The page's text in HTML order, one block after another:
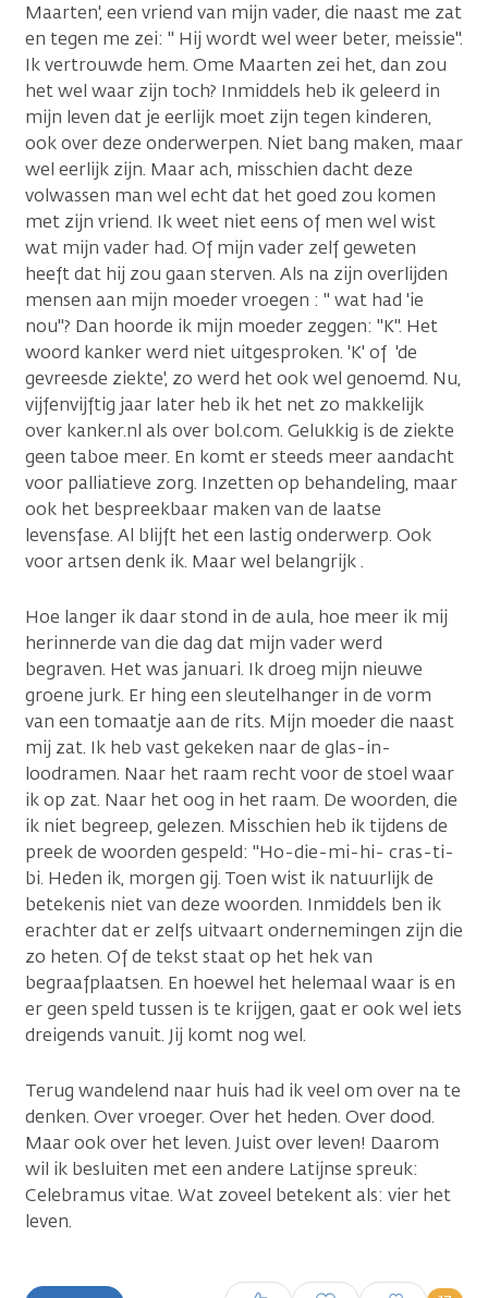
Maarten', een vriend van mijn vader, die naast me zat
en tegen me zei: " Hij wordt wel weer beter, meissie".
Ik vertrouwde hem. Ome Maarten zei het, dan zou
het wel waar zijn toch? Inmiddels heb ik geleerd in
mijn leven dat je eerlijk moet zijn tegen kinderen,
ook over deze onderwerpen. Niet bang maken, maar
wel eerlijk zijn. Maar ach, misschien dacht deze
volwassen man wel echt dat het goed zou komen
met zijn vriend. Ik weet niet eens of men wel wist
wat mijn vader had. Of mijn vader zelf geweten
heeft dat hij zou gaan sterven. Als na zijn overlijden
mensen aan mijn moeder vroegen : " wat had 'ie
nou"? Dan hoorde ik mijn moeder zeggen: "K". Het
woord kanker werd niet uitgesproken. 'K' of 'de
gevreesde ziekte', zo werd het ook wel genoemd. Nu,
vijfenvijftig jaar later heb ik het net zo makkelijk
over kanker.nl als over bol.com. Gelukkig is de ziekte
geen taboe meer. En komt er steeds meer aandacht
voor palliatieve zorg. Inzetten op behandeling, maar
ook het bespreekbaar maken van de laatse
levensfase. Al blijft het een lastig onderwerp. Ook
voor artsen denk ik. Maar wel belangrijk .
Hoe langer ik daar stond in de aula, hoe meer ik mij
herinnerde van die dag dat mijn vader werd
begraven. Het was januari. Ik droeg mijn nieuwe
groene jurk. Er hing een sleutelhanger in de vorm
van een tomaatje aan de rits. Mijn moeder die naast
mij zat. Ik heb vast gekeken naar de glas-in-
loodramen. Naar het raam recht voor de stoel waar
ik op zat. Naar het oog in het raam. De woorden, die
ik niet begreep, gelezen. Misschien heb ik tijdens de
preek de woorden gespeld: "Ho-die-mi-hi- cras-ti-
bi. Heden ik, morgen gij. Toen wist ik natuurlijk de
betekenis niet van deze woorden. Inmiddels ben ik
erachter dat er zelfs uitvaart ondernemingen zijn die
zo heten. Of de tekst staat op het hek van
begraafplaatsen. En hoewel het helemaal waar is en
er geen speld tussen is te krijgen, gaat er ook wel iets
dreigends vanuit. Jij komt nog wel.
Terug wandelend naar huis had ik veel om over na te
denken. Over vroeger. Over het heden. Over dood.
Maar ook over het leven. Juist over leven! Daarom
wil ik besluiten met een andere Latijnse spreuk:
Celebramus vitae. Wat zoveel betekent als: vier het
leven.
Inloggen om een reactie te